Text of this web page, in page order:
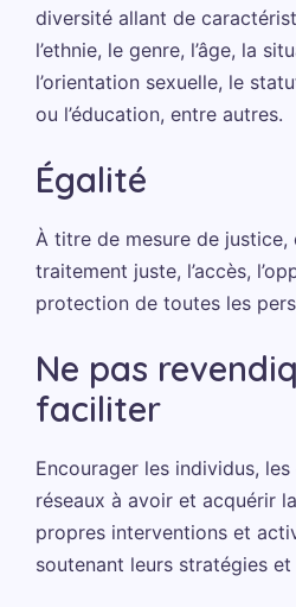
diversité allant de
l’ethnie, le genre, l’âge, la
l’orientation sexuelle, le
ou l’éducation, entre autres.
Égalité
À titre de mesure de justice,
traitement juste, l’accès,
protection de toutes les
Ne pas
faciliter
Encourager les individus,
réseaux à avoir et acquérir
propres interventions et
soutenant leurs stratégies